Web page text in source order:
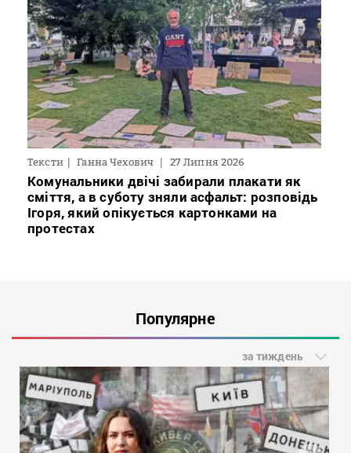
Тексти Ганна Чехович 27 Липня 2026
Комунальники двічі забирали плакати як
сміття, а в суботу зняли асфальт: розповідь
Ігоря, який опікується картонками на
протестах
Популярне
за тиждень